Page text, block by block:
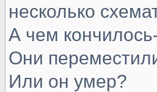
несколько
А чем
Они
Или он умер?